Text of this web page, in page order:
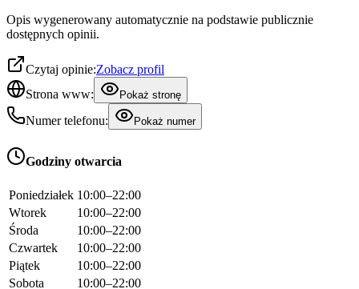
Opis wygenerowany automatycznie na podstawie publicznie
dostępnych opinii.
Czytaj opinie:Zobacz profil
Strona www:
Pokaż stronę
Numer telefonu: Pokaż numer
Godziny otwarcia
Poniedziałek 10:00–22:00
Wtorek
10:00–22:00
Środa
10:00–22:00
Czwartek
10:00–22:00
Piątek
10:00–22:00
Sobota
10:00–22:00